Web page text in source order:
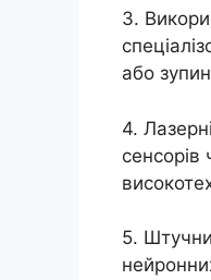
3.
або
4.
5.